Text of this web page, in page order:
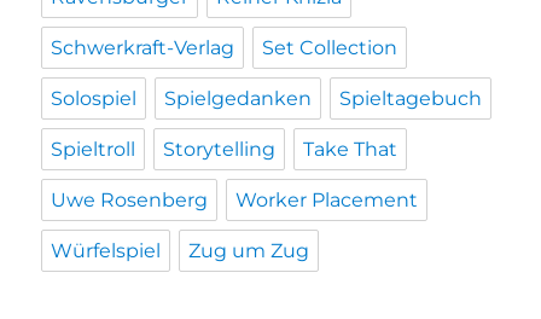
Schwerkraft-Verlag Set Collection
Solospiel Spielgedanken Spieltagebuch
Spieltroll Storytelling Take That
Uwe Rosenberg Worker Placement
Würfelspiel Zug um Zug